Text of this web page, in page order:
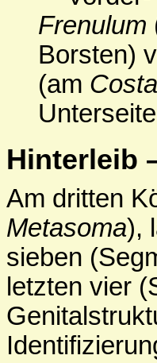
Frenulum
Borsten)
(am
Hinterleib
Am dritten
Metasoma),
sieben
letzten vier